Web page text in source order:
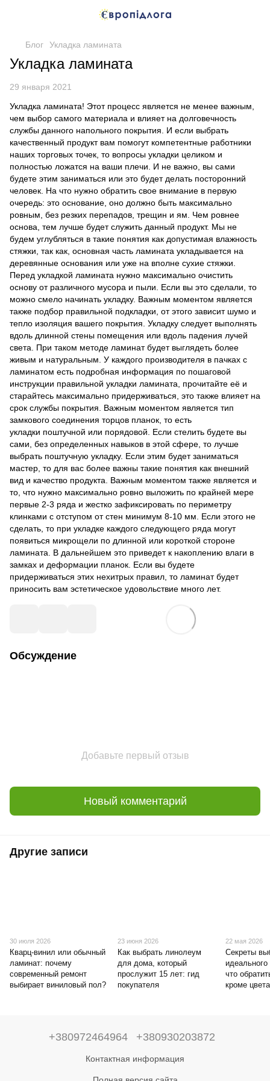
Блог Укладка ламината
Укладка ламината
29 января 2021
Укладка ламината! Этот процесс является не менее важным,
чем выбор самого материала и влияет на долговечность
службы данного напольного покрытия. И если выбрать
качественный продукт вам помогут компетентные работники
наших торговых точек, то вопросы укладки целиком и
полностью ложатся на ваши плечи. И не важно, вы сами
будете этим заниматься или это будет делать посторонний
человек. На что нужно обратить свое внимание в первую
очередь: это основание, оно должно быть максимально
ровным, без резких перепадов, трещин и ям. Чем ровнее
основа, тем лучше будет служить данный продукт. Мы не
будем углубляться в такие понятия как допустимая влажность
стяжки, так как, основная часть ламината укладывается на
деревянные основания или уже на вполне сухие стяжки.
Перед укладкой ламината нужно максимально очистить
основу от различного мусора и пыли. Если вы это сделали, то
можно смело начинать укладку. Важным моментом является
также подбор правильной подкладки, от этого зависит шумо и
тепло изоляция вашего покрытия. Укладку следует выполнять
вдоль длинной стены помещения или вдоль падения лучей
света. При таком методе ламинат будет выглядеть более
живым и натуральным. У каждого производителя в пачках с
ламинатом есть подробная информация по пошаговой
инструкции правильной укладки ламината, прочитайте её и
старайтесь максимально придерживаться, это также влияет на
срок службы покрытия. Важным моментом является тип
замкового соединения торцов планок, то есть
укладки поштучной или порядовой. Если стелить будете вы
сами, без определенных навыков в этой сфере, то лучше
выбрать поштучную укладку. Если этим будет заниматься
мастер, то для вас более важны такие понятия как внешний
вид и качество продукта. Важным моментом также является и
то, что нужно максимально ровно выложить по крайней мере
первые 2-3 ряда и жестко зафиксировать по периметру
клинками с отступом от стен минимум 8-10 мм. Если этого не
сделать, то при укладке каждого следующего ряда могут
появиться микрощели по длинной или короткой стороне
ламината. В дальнейшем это приведет к накоплению влаги в
замках и деформации планок. Если вы будете
придерживаться этих нехитрых правил, то ламинат будет
приносить вам эстетическое удовольствие много лет.
Обсуждение
Добавьте первый отзыв
Новый комментарий
Другие записи
30 июля 2026
Кварц-винил или обычный
ламинат: почему
современный ремонт
выбирает виниловый пол?
23 июня 2026
Как выбрать линолеум
для дома, который
прослужит 15 лет: гид
покупателя
22 мая 2026
Секреты
что
кроме цвета
+380972464964 +380930203872
Контактная информация